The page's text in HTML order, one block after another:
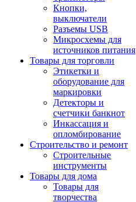
Кнопки,
выключатели
Разъемы USB
Микросхемы для
источников питания
Товары для торговли
Этикетки и
оборудование для
маркировки
Детекторы и
счетчики банкнот
Инкассация и
опломбирование
Строительство и ремонт
Строительные
инструменты
Товары для дома
Товары для
творчества